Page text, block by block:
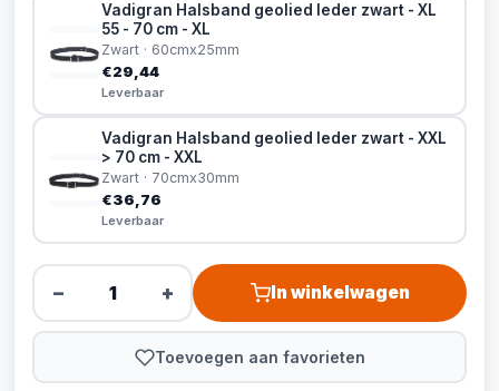
Vadigran Halsband geolied leder zwart - XL
55 - 70 cm - XL
Zwart · 60cmx25mm
€29,44
Leverbaar
Vadigran Halsband geolied leder zwart - XXL
> 70 cm - XXL
Zwart · 70cmx30mm
€36,76
Leverbaar
− + In winkelwagen
Toevoegen aan favorieten